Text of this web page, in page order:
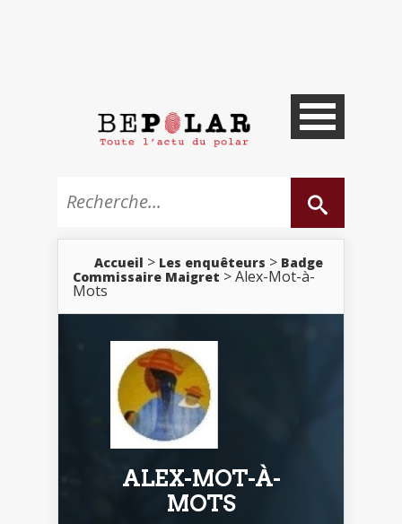
Accueil > Les enquêteurs > Badge
Commissaire Maigret > Alex-Mot-à-
Mots
ALEX-MOT-À-
MOTS